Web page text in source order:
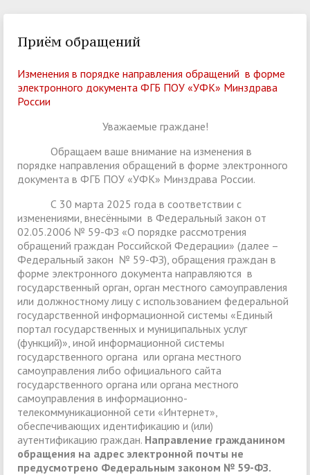
Приём обращений
Изменения в порядке направления обращений в форме
электронного документа ФГБ ПОУ «УФК» Минздрава
России
Уважаемые граждане!
Обращаем ваше внимание на изменения в
порядке направления обращений в форме электронного
документа в ФГБ ПОУ «УФК» Минздрава России.
С 30 марта 2025 года в соответствии с
изменениями, внесёнными в Федеральный закон от
02.05.2006 № 59-ФЗ «О порядке рассмотрения
обращений граждан Российской Федерации» (далее –
Федеральный закон № 59-ФЗ), обращения граждан в
форме электронного документа направляются в
государственный орган, орган местного самоуправления
или должностному лицу с использованием федеральной
государственной информационной системы «Единый
портал государственных и муниципальных услуг
(функций)», иной информационной системы
государственного органа или органа местного
самоуправления либо официального сайта
государственного органа или органа местного
самоуправления в информационно-
телекоммуникационной сети «Интернет»,
обеспечивающих идентификацию и (или)
аутентификацию граждан. Направление гражданином
обращения на адрес электронной почты не
предусмотрено Федеральным законом № 59-ФЗ.